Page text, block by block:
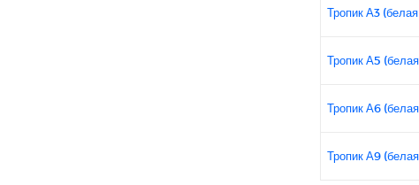
Тропик А3
Тропик А5
Тропик А6
Тропик А9